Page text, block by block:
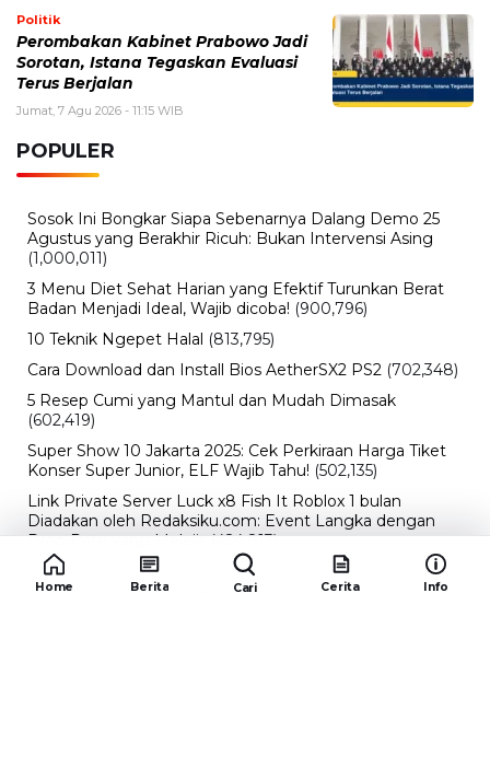
Politik
Perombakan Kabinet Prabowo Jadi
Sorotan, Istana Tegaskan Evaluasi
Terus Berjalan
Jumat, 7 Agu 2026 - 11:15 WIB
POPULER
Sosok Ini Bongkar Siapa Sebenarnya Dalang Demo 25
Agustus yang Berakhir Ricuh: Bukan Intervensi Asing
(1,000,011)
3 Menu Diet Sehat Harian yang Efektif Turunkan Berat
Badan Menjadi Ideal, Wajib dicoba! (900,796)
10 Teknik Ngepet Halal (813,795)
Cara Download dan Install Bios AetherSX2 PS2 (702,348)
5 Resep Cumi yang Mantul dan Mudah Dimasak
(602,419)
Super Show 10 Jakarta 2025: Cek Perkiraan Harga Tiket
Konser Super Junior, ELF Wajib Tahu! (502,135)
Link Private Server Luck x8 Fish It Roblox 1 bulan
Diadakan oleh Redaksiku.com: Event Langka dengan
Drop Rate yang Melejit (424,813)
10 Film Indonesia Tayang November 2024, Ada Film
Wulan Guritno! (352,094)
Home Berita Cari Cerita Info